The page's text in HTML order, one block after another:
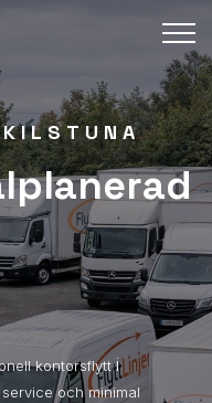
kontorsflytti
och minimal